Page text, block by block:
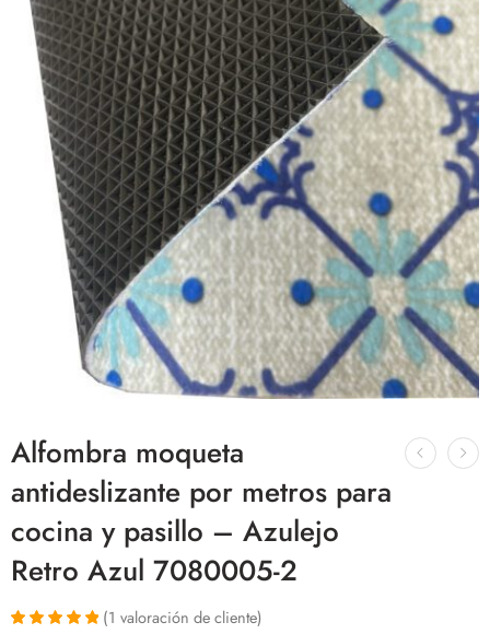
Alfombra moqueta
antideslizante por metros para
cocina y pasillo – Azulejo
Retro Azul 7080005-2
(1 valoración de cliente)